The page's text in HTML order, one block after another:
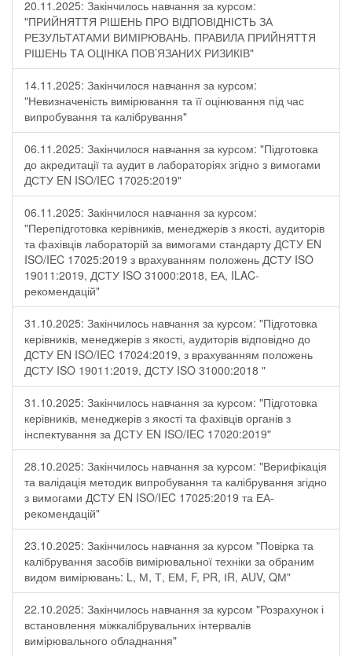
20.11.2025: Закінчилось навчання за курсом:
"ПРИЙНЯТТЯ РІШЕНЬ ПРО ВІДПОВІДНІСТЬ ЗА
РЕЗУЛЬТАТАМИ ВИМІРЮВАНЬ. ПРАВИЛА ПРИЙНЯТТЯ
РІШЕНЬ ТА ОЦІНКА ПОВ’ЯЗАНИХ РИЗИКІВ"
14.11.2025: Закінчилося навчання за курсом:
"Невизначеність вимірювання та її оцінювання під час
випробування та калібрування"
06.11.2025: Закінчилося навчання за курсом: "Підготовка
до акредитації та аудит в лабораторіях згідно з вимогами
ДСТУ EN ISO/IEC 17025:2019"
06.11.2025: Закінчилося навчання за курсом:
"Перепідготовка керівників, менеджерів з якості, аудиторів
та фахівців лабораторій за вимогами стандарту ДСТУ EN
ISO/IEC 17025:2019 з врахуванням положень ДСТУ ISO
19011:2019, ДСТУ ISO 31000:2018, ЕА, ILAC-
рекомендацій"
31.10.2025: Закінчилось навчання за курсом: "Підготовка
керівників, менеджерів з якості, аудиторів відповідно до
ДСТУ EN ISO/IEC 17024:2019, з врахуванням положень
ДСТУ ISO 19011:2019, ДСТУ ISO 31000:2018 "
31.10.2025: Закінчилось навчання за курсом: "Підготовка
керівників, менеджерів з якості та фахівців органів з
інспектування за ДСТУ EN ISO/IEC 17020:2019"
28.10.2025: Закінчилось навчання за курсом: "Верифікація
та валідація методик випробування та калібрування згідно
з вимогами ДСТУ EN ISO/IEC 17025:2019 та ЕА-
рекомендацій"
23.10.2025: Закінчилось навчання за курсом "Повірка та
калібрування засобів вимірювальної техніки за обраним
видом вимірювань: L, М, Т, ЕМ, F, РR, ІR, АUV, QМ"
22.10.2025: Закінчилось навчання за курсом "Розрахунок і
встановлення міжкалібрувальних інтервалів
вимірювального обладнання"